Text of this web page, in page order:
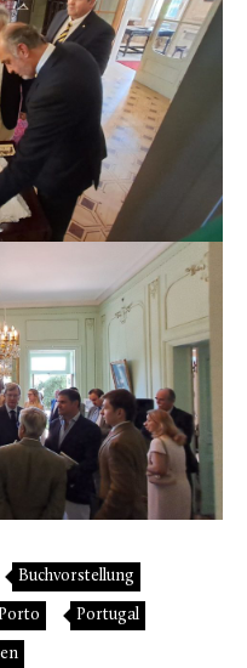
Buchvorstellung
Portugal